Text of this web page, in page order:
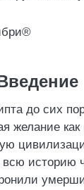
до сих
желание
историю